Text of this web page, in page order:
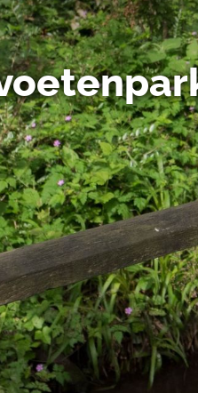
bieden en om
Kennisgeving
YouTube
„Statistieken“
ook mee in dat
DSGVO. De VS
niveau van
gegevens door
mogelijk ook
keuzevakken
overdracht niet
We geven u hier